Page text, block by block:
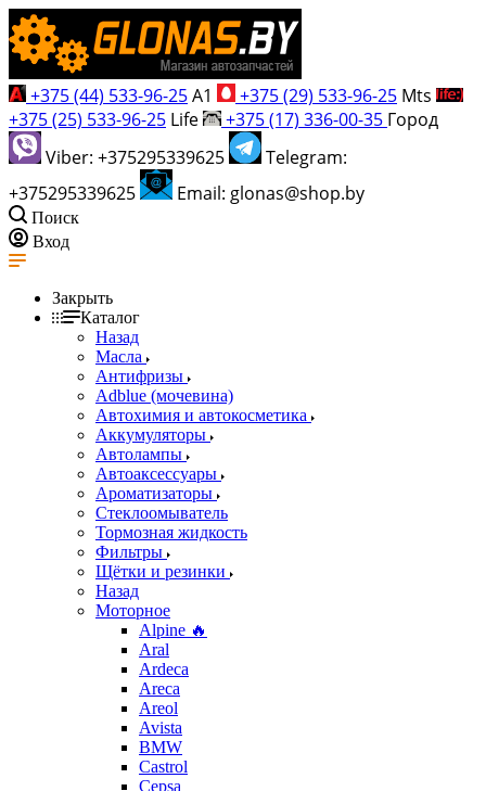
+375 (44) 533-96-25A1 +375 (29) 533-96-25 Mts
+375 (25) 533-96-25 Life +375 (17) 336-00-35 Город
Viber: +375295339625
Telegram:
+375295339625
Email: glonas@shop.by
Поиск
Вход
Закрыть
Каталог
Назад
Масла
Антифризы
Adblue (мочевина)
Автохимия и автокосметика
Аккумуляторы
Автолампы
Автоаксессуары
Ароматизаторы
Стеклоомыватель
Тормозная жидкость
Фильтры
Щётки и резинки
Назад
Моторное
Alpine 🔥
Aral
Ardeca
Areca
Areol
Avista
BMW
Castrol
Cepsa